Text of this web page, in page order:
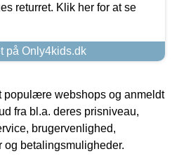
returret. Klik her for at se
på Only4kids.dk
populære webshops og anmeldt
fra bl.a. deres prisniveau,
brugervenlighed,
og betalingsmuligheder.